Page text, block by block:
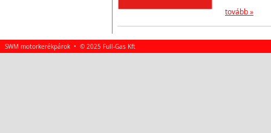
tovább »
SWM motorkerékpárok • © 2025 Full-Gas Kft